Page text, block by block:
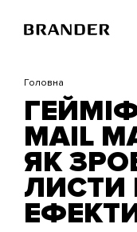
основного
Головна
MAIL
ЯК
ЛИСТИ